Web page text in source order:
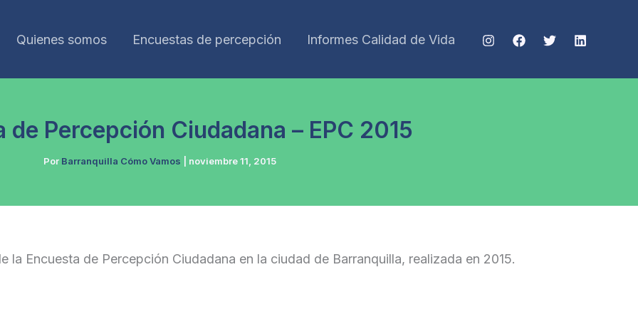
Quienes somos Encuestas de percepción Informes Calidad de Vida
de Percepción Ciudadana – EPC 2015
Por Barranquilla Cómo Vamos noviembre 11, 2015
la Encuesta de Percepción Ciudadana en la ciudad de Barranquilla, realizada en 2015.